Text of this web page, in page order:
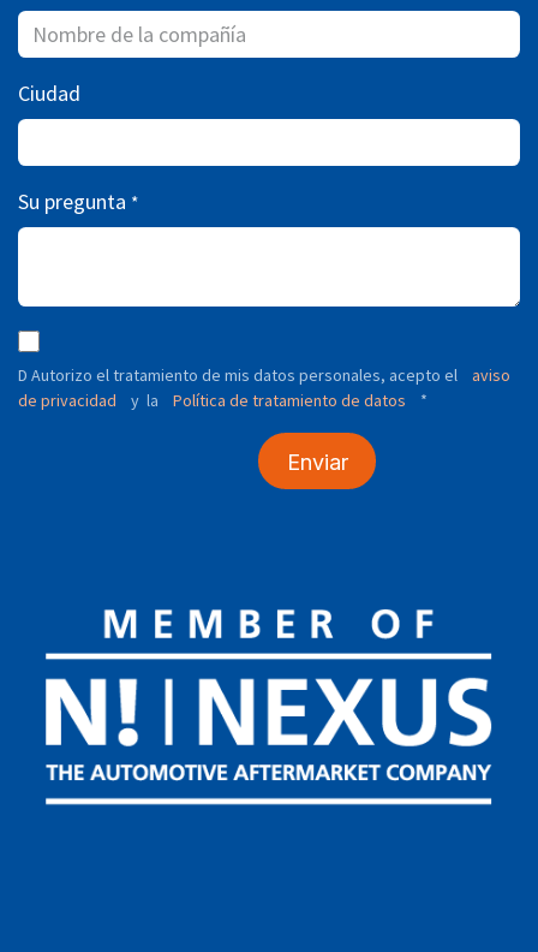
Ciudad
Su pregunta *
D Autorizo ​​el tratamiento de mis datos personales, acepto el
aviso
de privacidad
y la Política de tratamiento de datos *
Enviar